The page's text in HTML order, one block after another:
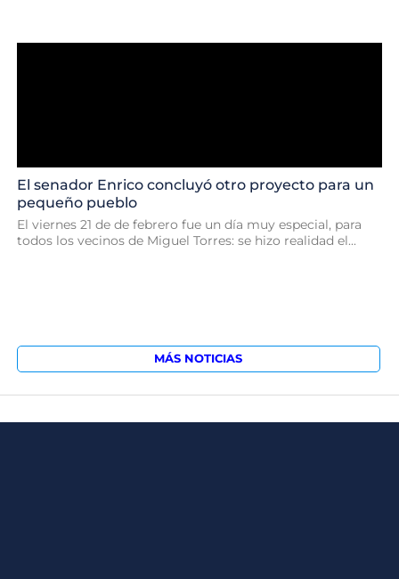
El senador Enrico concluyó otro proyecto para un
pequeño pueblo
El viernes 21 de de febrero fue un día muy especial, para
todos los vecinos de Miguel Torres: se hizo realidad el...
MÁS NOTICIAS